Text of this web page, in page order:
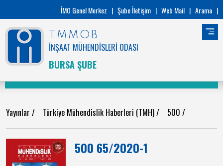
İMO Genel Merkez | Şube İletişim | Web Mail | Arama |
TMMOB
İNŞAAT MÜHENDİSLERİ ODASI
BURSA ŞUBE
Yayınlar / Türkiye Mühendislik Haberleri (TMH)/ 500 /
500 65/2020-1